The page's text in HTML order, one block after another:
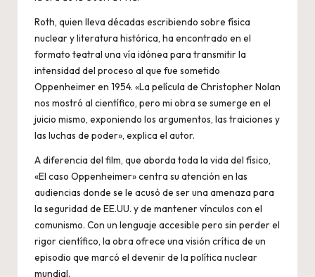
Roth, quien lleva décadas escribiendo sobre física
nuclear y literatura histórica, ha encontrado en el
formato teatral una vía idónea para transmitir la
intensidad del proceso al que fue sometido
Oppenheimer en 1954. «La película de Christopher Nolan
nos mostró al científico, pero mi obra se sumerge en el
juicio mismo, exponiendo los argumentos, las traiciones y
las luchas de poder», explica el autor.
A diferencia del film, que aborda toda la vida del físico,
«El caso Oppenheimer» centra su atención en las
audiencias donde se le acusó de ser una amenaza para
la seguridad de EE.UU. y de mantener vínculos con el
comunismo. Con un lenguaje accesible pero sin perder el
rigor científico, la obra ofrece una visión crítica de un
episodio que marcó el devenir de la política nuclear
mundial.